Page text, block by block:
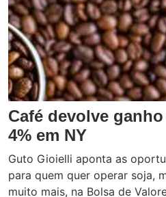
Café devolve
4% em NY
Guto Gioielli aponta as
para quem quer operar soja,
muito mais, na Bolsa de